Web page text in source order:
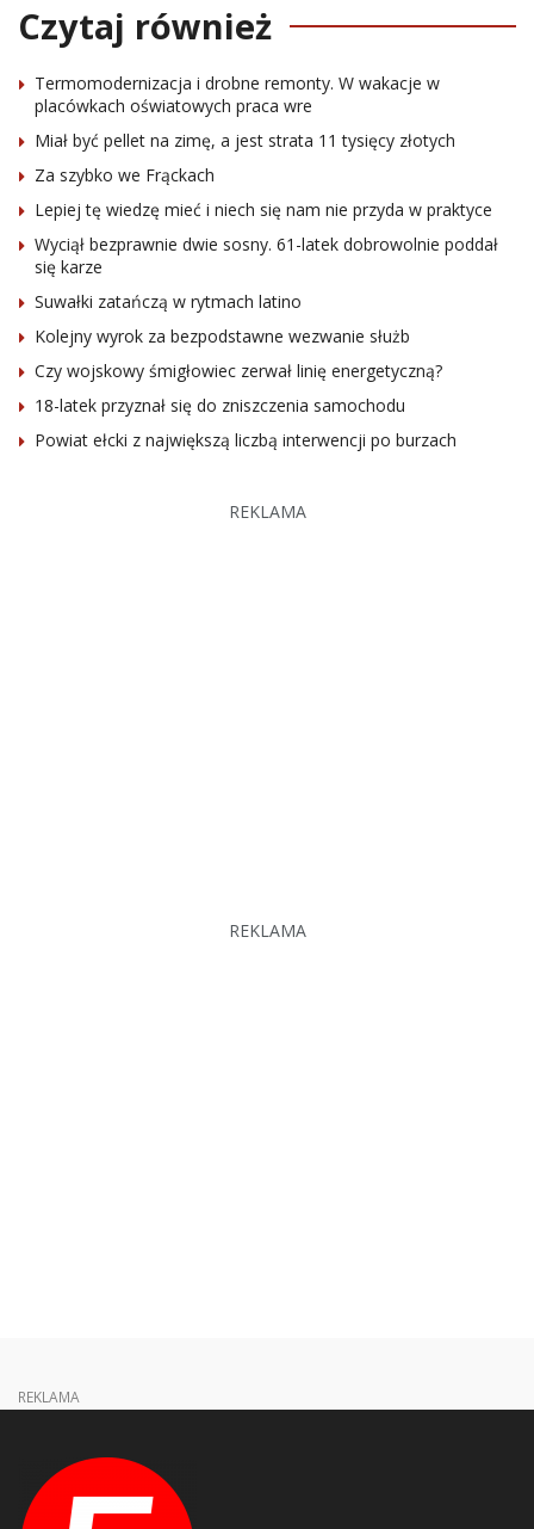
Czytaj również
Termomodernizacja i drobne remonty. W wakacje w
placówkach oświatowych praca wre
Miał być pellet na zimę, a jest strata 11 tysięcy złotych
Za szybko we Frąckach
Lepiej tę wiedzę mieć i niech się nam nie przyda w praktyce
Wyciął bezprawnie dwie sosny. 61-latek dobrowolnie poddał
się karze
Suwałki zatańczą w rytmach latino
Kolejny wyrok za bezpodstawne wezwanie służb
Czy wojskowy śmigłowiec zerwał linię energetyczną?
18-latek przyznał się do zniszczenia samochodu
Powiat ełcki z największą liczbą interwencji po burzach
REKLAMA
REKLAMA
REKLAMA